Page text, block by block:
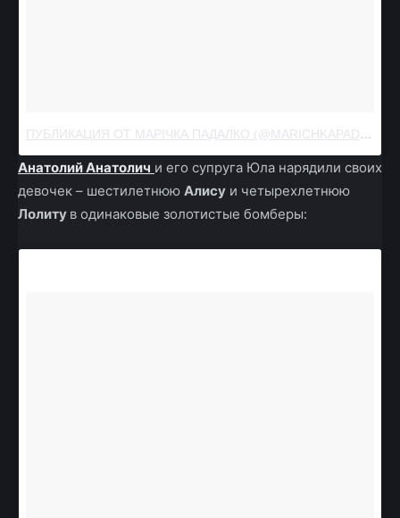
ПУБЛИКАЦИЯ ОТ МАРІЧКА ПАДАЛКО (@MARICHKAPADALKO)
Анатолий Анатолич и его супруга Юла нарядили своих
девочек – шестилетнюю Алису и четырехлетнюю
Лолиту в одинаковые золотистые бомберы: